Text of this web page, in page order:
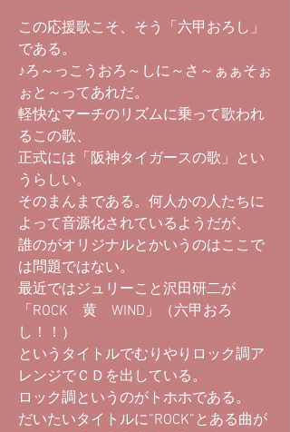
この応援歌こそ、そう「六甲おろし」
である。
♪ろ～っこうおろ～しに～さ～ぁぁそぉ
ぉと～ってあれだ。
軽快なマーチのリズムに乗って歌われ
るこの歌、
正式には「阪神タイガースの歌」とい
うらしい。
そのまんまである。何人かの人たちに
よって音源化されているようだが、
誰のがオリジナルとかいうのはここで
は問題ではない。
最近ではジュリーこと沢田研二が
「ROCK 黄 WIND」（六甲おろ
し！！）
というタイトルでむりやりロック調ア
レンジでＣＤを出している。
ロック調というのがトホホである。
だいたいタイトルに”ROCK”とある曲が